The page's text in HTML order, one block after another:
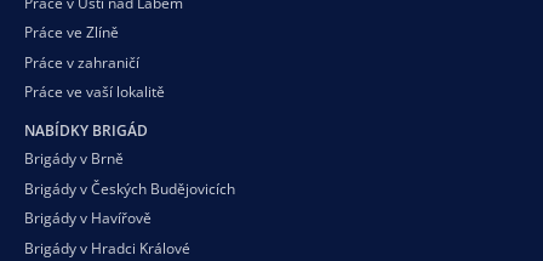
Práce ve Zlíně
Práce v zahraničí
Práce ve vaší lokalitě
NABÍDKY BRIGÁD
Brigády v Brně
Brigády v Českých Budějovicích
Brigády v Havířově
Brigády v Hradci Králové